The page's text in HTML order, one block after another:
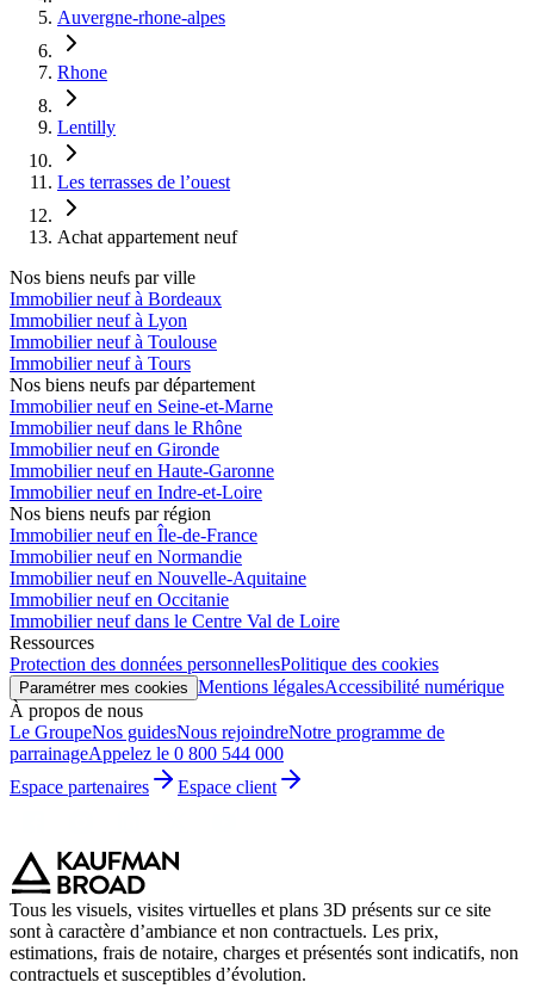
Auvergne-rhone-alpes
Rhone
Lentilly
Les terrasses de l’ouest
Achat appartement neuf
Nos biens neufs par ville
Immobilier neuf à Bordeaux
Immobilier neuf à Lyon
Immobilier neuf à Toulouse
Immobilier neuf à Tours
Nos biens neufs par département
Immobilier neuf en Seine-et-Marne
Immobilier neuf dans le Rhône
Immobilier neuf en Gironde
Immobilier neuf en Haute-Garonne
Immobilier neuf en Indre-et-Loire
Nos biens neufs par région
Immobilier neuf en Île-de-France
Immobilier neuf en Normandie
Immobilier neuf en Nouvelle-Aquitaine
Immobilier neuf en Occitanie
Immobilier neuf dans le Centre Val de Loire
Ressources
Protection des données personnellesPolitique des cookies
Paramétrer mes cookies Mentions légalesAccessibilité numérique
À propos de nous
Le GroupeNos guidesNous rejoindreNotre programme de
parrainageAppelez le 0 800 544 000
Espace partenaires
Espace client
Tous les visuels, visites virtuelles et plans 3D présents sur ce site
sont à caractère d’ambiance et non contractuels. Les prix,
estimations, frais de notaire, charges et présentés sont indicatifs, non
contractuels et susceptibles d’évolution.